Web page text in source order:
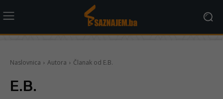
Naslovnica Autora Članak od E.B.
E.B.